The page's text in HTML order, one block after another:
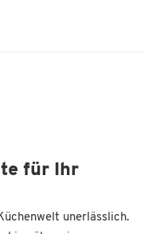
für Ihr
unerlässlich.